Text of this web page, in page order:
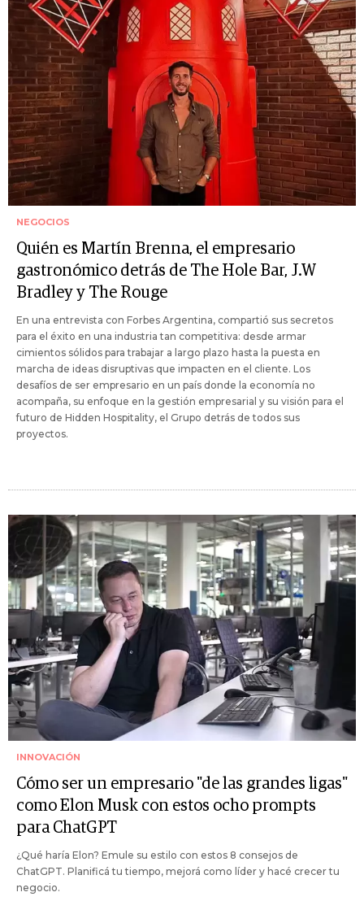
NEGOCIOS
Quién es Martín Brenna, el empresario
gastronómico detrás de The Hole Bar, J.W
Bradley y The Rouge
En una entrevista con Forbes Argentina, compartió sus secretos
para el éxito en una industria tan competitiva: desde armar
cimientos sólidos para trabajar a largo plazo hasta la puesta en
marcha de ideas disruptivas que impacten en el cliente. Los
desafíos de ser empresario en un país donde la economía no
acompaña, su enfoque en la gestión empresarial y su visión para el
futuro de Hidden Hospitality, el Grupo detrás de todos sus
proyectos.
INNOVACIÓN
Cómo ser un empresario "de las grandes ligas"
como Elon Musk con estos ocho prompts
para ChatGPT
¿Qué haría Elon? Emule su estilo con estos 8 consejos de
ChatGPT. Planificá tu tiempo, mejorá como líder y hacé crecer tu
negocio.